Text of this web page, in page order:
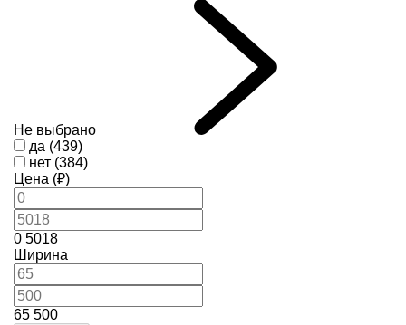
Не выбрано
да (439)
нет (384)
Цена (₽)
0 5018
Ширина
65 500